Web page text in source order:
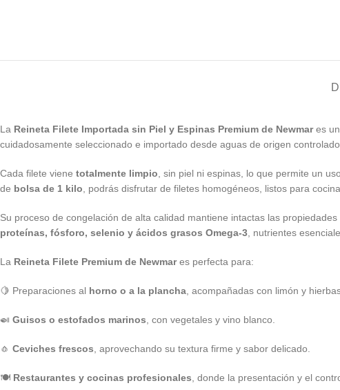
La Reineta Filete Importada sin Piel y Espinas Premium de Newmares
cuidadosamente seleccionado e importado desde aguas de origen
Cada filete viene totalmente limpio , sin piel ni espinas, lo que permite un
de bolsa de 1 kilo , podrás disfrutar de filetes homogéneos, listos para
Su proceso de congelación de alta calidad mantiene intactas las
proteínas, fósforo, selenio y ácidos grasos Omega-3 , nutrientes
La Reineta Filete Premium de Newmares perfecta para:
🍋 Preparaciones al horno o a la plancha , acompañadas con limón y
🍛 Guisos o estofados marinos , con vegetales y vino blanco.
🧄 Ceviches frescos , aprovechando su textura firme y sabor delicado.
🍽️ Restaurantes y cocinas profesionales , donde la presentación y el